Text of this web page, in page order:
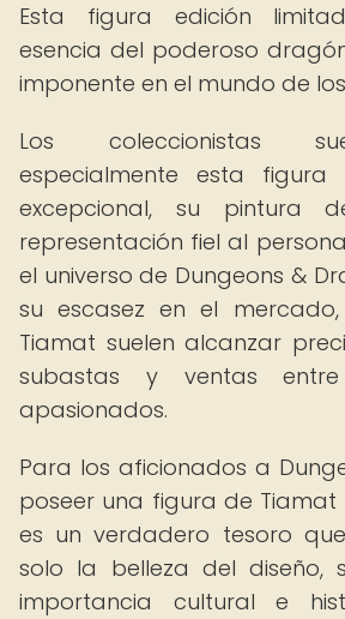
Esta figura edición
esencia del poderoso
imponente en el mundo de
Los coleccionistas
especialmente esta
excepcional, su pintura
representación fiel al
el universo de Dungeons &
su escasez en el
Tiamat suelen alcanzar
subastas y ventas entre
apasionados.
Para los aficionados a
poseer una figura de Tiamat
es un verdadero tesoro
solo la belleza del diseño,
importancia cultural e